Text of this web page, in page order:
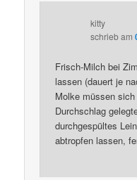
kitty
schriebam
Frisch-Milch bei
lassen (dauert je
Molke müssen
Durchschlag
durchgespültes
abtropfen lassen,